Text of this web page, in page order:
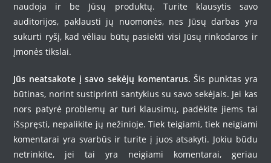
naudoja ir be Jūsų produktų. Turite klausytis savo
auditorijos, paklausti jų nuomonės, nes Jūsų darbas yra
sukurti ryšį, kad vėliau būtų pasiekti visi Jūsų rinkodaros ir
įmonės tikslai.
Jūs neatsakote į savo sekėjų komentarus.Šis punktas yra
būtinas, norint sustiprinti santykius su savo sekėjais. Jei kas
nors patyrė problemų ar turi klausimų, padėkite jiems tai
išspręsti, nepalikite jų nežinioje. Tiek teigiami, tiek neigiami
komentarai yra svarbūs ir turite į juos atsakyti. Jokiu būdu
netrinkite, jei tai yra neigiami komentarai, geriau